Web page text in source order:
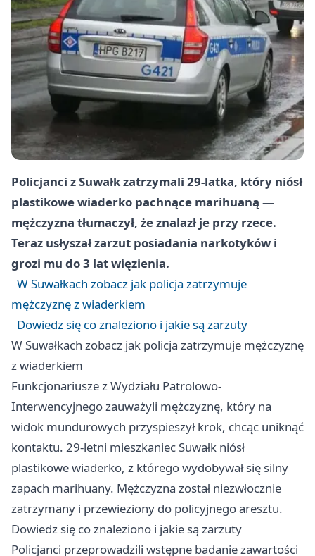
Policjanci z Suwałk zatrzymali 29-latka, który niósł
plastikowe wiaderko pachnące marihuaną —
mężczyzna tłumaczył, że znalazł je przy rzece.
Teraz usłyszał zarzut posiadania narkotyków i
grozi mu do 3 lat więzienia.
W Suwałkach zobacz jak policja zatrzymuje
mężczyznę z wiaderkiem
Dowiedz się co znaleziono i jakie są zarzuty
W Suwałkach zobacz jak policja zatrzymuje mężczyznę
z wiaderkiem
Funkcjonariusze z Wydziału Patrolowo-
Interwencyjnego zauważyli mężczyznę, który na
widok mundurowych przyspieszył krok, chcąc uniknąć
kontaktu. 29-letni mieszkaniec Suwałk niósł
plastikowe wiaderko, z którego wydobywał się silny
zapach marihuany. Mężczyzna został niezwłocznie
zatrzymany i przewieziony do policyjnego aresztu.
Dowiedz się co znaleziono i jakie są zarzuty
Policjanci przeprowadzili wstępne badanie zawartości